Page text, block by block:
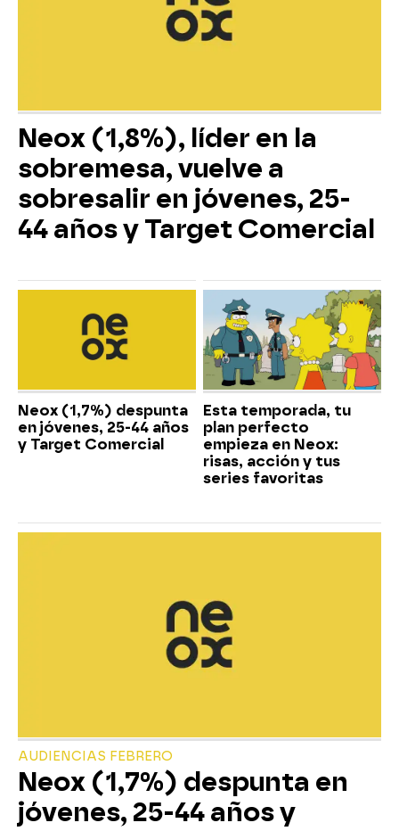
Neox (1,8%), líder en la
sobremesa, vuelve a
sobresalir en jóvenes, 25-
44 años y Target Comercial
Neox (1,7%) despunta
en jóvenes, 25-44 años
y Target Comercial
Esta temporada, tu
plan perfecto
empieza en Neox:
risas, acción y tus
series favoritas
AUDIENCIAS FEBRERO
Neox (1,7%) despunta en
jóvenes, 25-44 años y